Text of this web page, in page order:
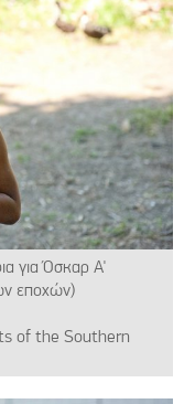
για Όσκαρ A'
εποχών)
of the Southern